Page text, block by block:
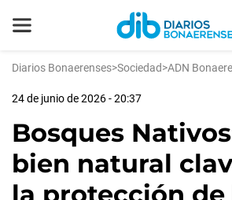
Diarios Bonaerenses>Sociedad>ADN
24 de junio de 2026 - 20:37
Bosques
bien natural